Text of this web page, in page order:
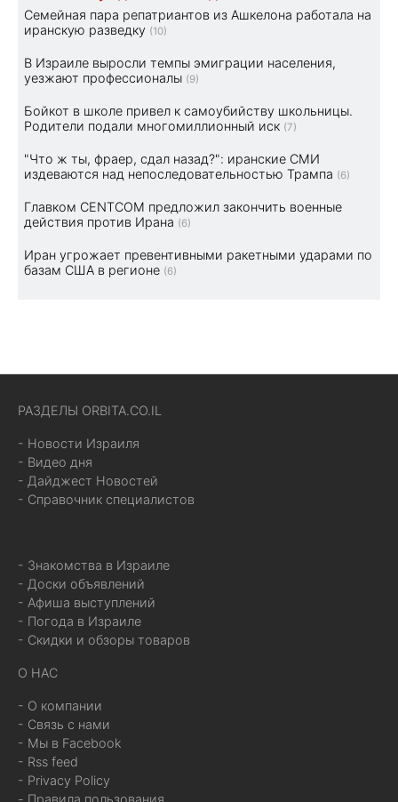
Семейная пара репатриантов из Ашкелона работала на
иранскую разведку (10)
В Израиле выросли темпы эмиграции населения,
уезжают профессионалы (9)
Бойкот в школе привел к самоубийству школьницы.
Родители подали многомиллионный иск (7)
"Что ж ты, фраер, сдал назад?": иранские СМИ
издеваются над непоследовательностью Трампа (6)
Главком CENTCOM предложил закончить военные
действия против Ирана (6)
Иран угрожает превентивными ракетными ударами по
базам США в регионе (6)
РАЗДЕЛЫ ORBITA.CO.IL
- Новости Израиля
- Видео дня
- Дайджест Новостей
- Справочник специалистов
- Знакомства в Израиле
- Доски объявлений
- Афиша выступлений
- Погода в Израиле
- Скидки и обзоры товаров
О НАС
- О компании
- Связь с нами
- Мы в Facebook
- Rss feed
- Privacy Policy